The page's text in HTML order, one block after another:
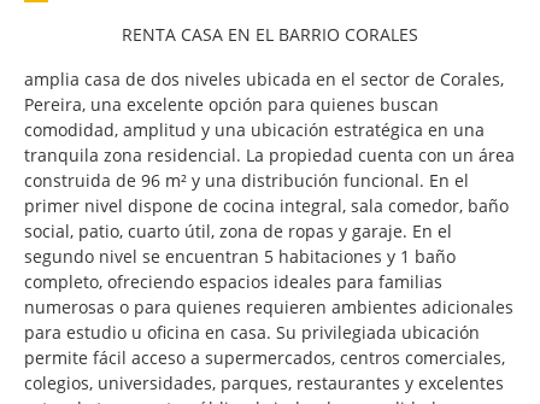
RENTA CASA EN EL BARRIO CORALES
amplia casa de dos niveles ubicada en el sector de Corales,
Pereira, una excelente opción para quienes buscan
comodidad, amplitud y una ubicación estratégica en una
tranquila zona residencial. La propiedad cuenta con un área
construida de 96 m² y una distribución funcional. En el
primer nivel dispone de cocina integral, sala comedor, baño
social, patio, cuarto útil, zona de ropas y garaje. En el
segundo nivel se encuentran 5 habitaciones y 1 baño
completo, ofreciendo espacios ideales para familias
numerosas o para quienes requieren ambientes adicionales
para estudio u oficina en casa. Su privilegiada ubicación
permite fácil acceso a supermercados, centros comerciales,
colegios, universidades, parques, restaurantes y excelentes